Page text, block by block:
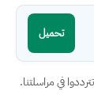
تحميل
في مراسلتنا.